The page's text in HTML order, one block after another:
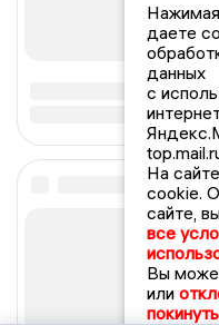
даете
данных
с
На
cookie.
сайте,
все
Вы
или